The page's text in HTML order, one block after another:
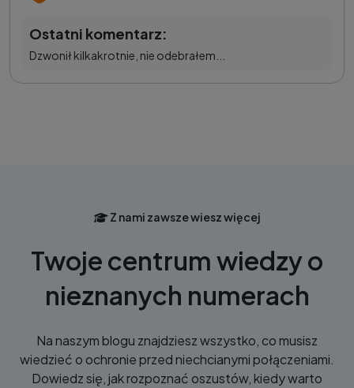
Ostatni komentarz:
Dzwonił kilkakrotnie, nie odebrałem...
Z nami zawsze wiesz więcej
Twoje centrum wiedzy o
nieznanych numerach
Na naszym blogu znajdziesz wszystko, co musisz
wiedzieć o ochronie przed niechcianymi połączeniami.
Dowiedz się, jak rozpoznać oszustów, kiedy warto